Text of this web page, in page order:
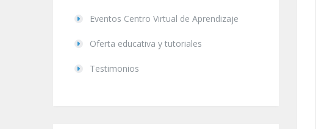
Eventos Centro Virtual de Aprendizaje
Oferta educativa y tutoriales
Testimonios